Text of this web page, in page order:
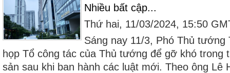
Nhiều bất cập...
Thứ hai, 11/03/2024, 15:50
Sáng nay 11/3, Phó Thủ
họp Tổ công tác của Thủ tướng để gỡ khó trong
sản sau khi ban hành các luật mới. Theo ông Lê